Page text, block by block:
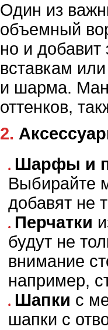
Один из
объемный
но и
вставкам
и шарма.
оттенков,
2.
Шарфы и
Выбирайте
добавят не
Перчатки
будут не
внимание
например,
Шапки с
шапки с